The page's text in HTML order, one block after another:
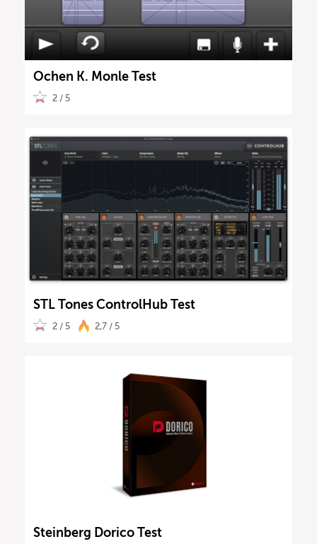
Ochen K. Monle Test
2 / 5
STL Tones ControlHub Test
2 / 5 2,7 / 5
Steinberg Dorico Test